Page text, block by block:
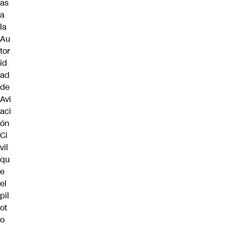
as
a
la
Au
tor
id
ad
de
Avi
aci
ón
Ci
vil
qu
e
el
pil
ot
o